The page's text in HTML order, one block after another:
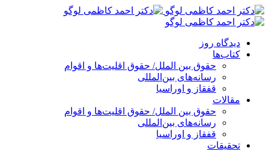
پرش
به
دیدگاه روز
کتاب‌ها
حقوق بین الملل/ حقوق اقلیت‌ها و اقوام
رسانه‌های بین‌المللی
قفقاز و اوراسیا
مقالات
حقوق بین الملل/ حقوق اقلیت‌ها و اقوام
رسانه‌های بین‌المللی
قفقاز و اوراسیا
تحقیقات